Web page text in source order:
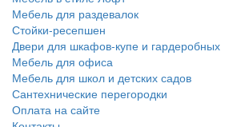
Мебель для раздевалок
Стойки-ресепшен
Двери для шкафов-купе и гардеробных
Мебель для офиса
Мебель для школ и детских садов
Сантехнические перегородки
Оплата на сайте